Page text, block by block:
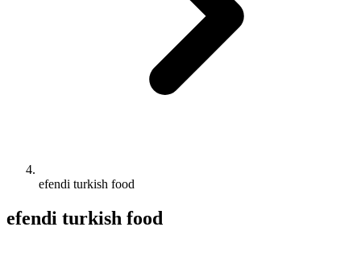
efendi turkish food
efendi turkish food